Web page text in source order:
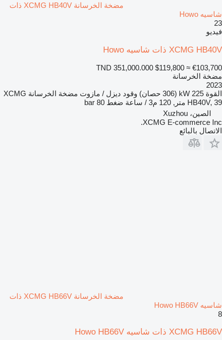
مضخة الخرسانة XCMG HB40V ذات
شاسيه Howo
23
فيديو
XCMG HB40V ذات شاسيه Howo
TND 351,000.000 $119,800 ≈ €103,700
مضخة الخرسانة
2023
القوة 225 kW (306 حصان) وقود ديزل / مازوت مضخة الخرسانة XCMG
HB40V, 39 متر, 120 م3 / ساعة
ضغط 80 bar
الصين، Xuzhou
XCMG E-commerce Inc.
الاتصال بالبائع
مضخة الخرسانة XCMG HB66V ذات
شاسيه Howo HB66V
8
XCMG HB66V ذات شاسيه Howo HB66V